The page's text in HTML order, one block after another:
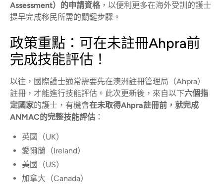
Assessment）的申請資格，以便利更多在海外受訓的護士
提早完成移民所需的關鍵步驟。
政策重點：可在未註冊Ahpra前
完成技能評估！
以往，國際護士通常需要先在澳洲註冊管理局（Ahpra）
註冊，才能進行技能評估。此次更新後，來自以下六個指
定國家的護士，有機會在未取得Ahpra註冊前，就完成
ANMAC的完整技能評估 ：
英國（UK）
愛爾蘭（Ireland）
美國（US）
加拿大（Canada）